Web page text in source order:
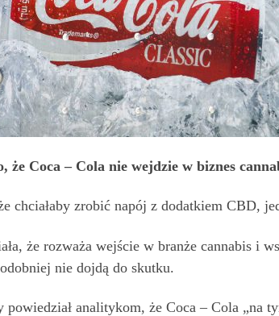
Coca – Cola nie wejdzie w biznes
chciałaby zrobić napój z dodatkiem CBD,
że rozważa wejście w branże cannabis i
nie dojdą do skutku.
powiedział analitykom, że Coca – Cola „na